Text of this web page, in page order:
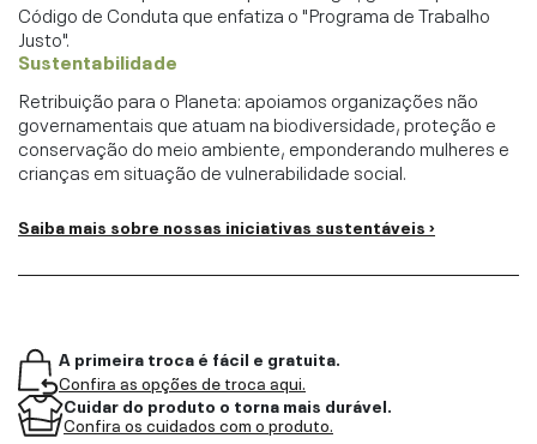
Código de Conduta que enfatiza o "Programa de Trabalho
Justo".
Sustentabilidade
Retribuição para o Planeta: apoiamos organizações não
governamentais que atuam na biodiversidade, proteção e
conservação do meio ambiente, emponderando mulheres e
crianças em situação de vulnerabilidade social.
Saiba mais sobre nossas iniciativas sustentáveis ›
A primeira troca é fácil e gratuita.
Confira as opções de troca aqui.
Cuidar do produto o torna mais durável.
Confira os cuidados com o produto.